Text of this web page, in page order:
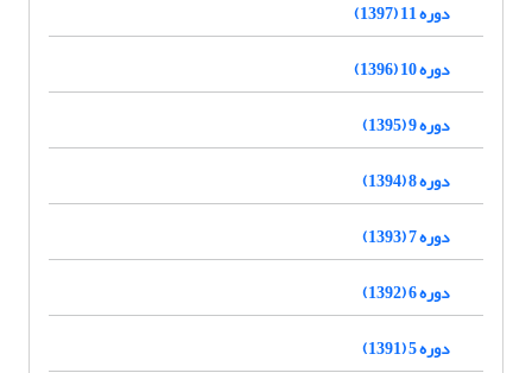
دوره 11 (1397)
دوره 10 (1396)
دوره 9 (1395)
دوره 8 (1394)
دوره 7 (1393)
دوره 6 (1392)
دوره 5 (1391)